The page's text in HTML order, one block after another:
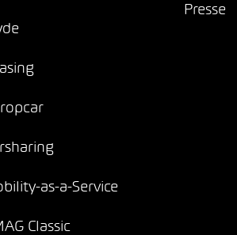
as-a-Service
Classic
Presse